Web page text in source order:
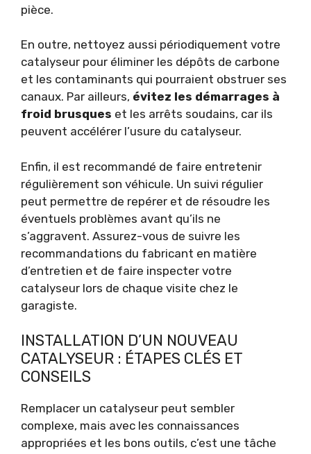
pièce.
En outre, nettoyez aussi périodiquement votre
catalyseur pour éliminer les dépôts de carbone
et les contaminants qui pourraient obstruer ses
canaux. Par ailleurs, évitez les démarrages à
froid brusques et les arrêts soudains, car ils
peuvent accélérer l’usure du catalyseur.
Enfin, il est recommandé de faire entretenir
régulièrement son véhicule. Un suivi régulier
peut permettre de repérer et de résoudre les
éventuels problèmes avant qu’ils ne
s’aggravent. Assurez-vous de suivre les
recommandations du fabricant en matière
d’entretien et de faire inspecter votre
catalyseur lors de chaque visite chez le
garagiste.
INSTALLATION D’UN NOUVEAU
CATALYSEUR : ÉTAPES CLÉS ET
CONSEILS
Remplacer un catalyseur peut sembler
complexe, mais avec les connaissances
appropriées et les bons outils, c’est une tâche